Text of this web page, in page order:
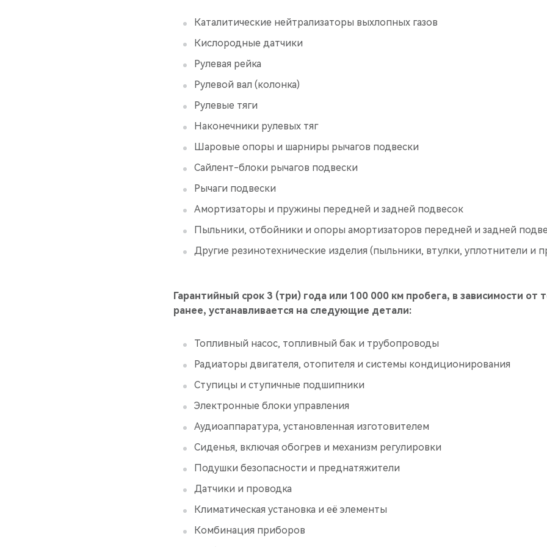
Каталитические нейтрализаторы выхлопных газов
Кислородные датчики
Рулевая рейка
Рулевой вал (колонка)
Рулевые тяги
Наконечники рулевых тяг
Шаровые опоры и шарниры рычагов подвески
Сайлент-блоки рычагов подвески
Рычаги подвески
Амортизаторы и пружины передней и задней подвесок
Пыльники, отбойники и опоры амортизаторов передней и задней
Другие резинотехнические изделия (пыльники, втулки, уплотнители и
Гарантийный срок 3 (три) года или 100 000 км пробега, в зависимости от
ранее, устанавливается на следующие детали:
Топливный насос, топливный бак и трубопроводы
Радиаторы двигателя, отопителя и системы кондиционирования
Ступицы и ступичные подшипники
Электронные блоки управления
Аудиоаппаратура, установленная изготовителем
Сиденья, включая обогрев и механизм регулировки
Подушки безопасности и преднатяжители
Датчики и проводка
Климатическая установка и её элементы
Комбинация приборов